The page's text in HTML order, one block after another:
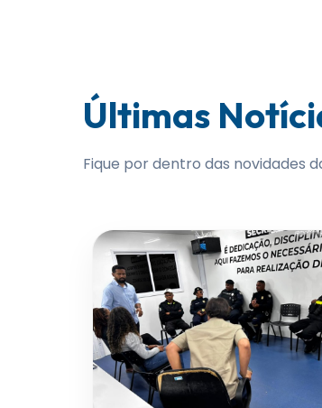
Últimas
Fique por dentro das novidades